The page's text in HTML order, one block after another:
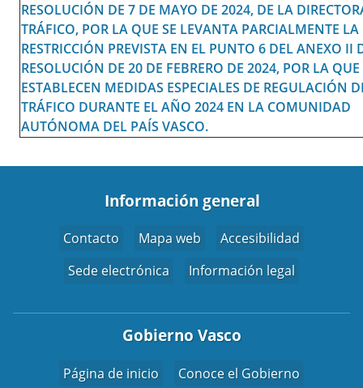
RESOLUCIÓN DE 7 DE MAYO DE 2024, DE LA
TRÁFICO, POR LA QUE SE LEVANTA PARCIALMENTE LA
RESTRICCIÓN PREVISTA EN EL PUNTO 6 DEL ANEXO II
RESOLUCIÓN DE 20 DE FEBRERO DE 2024, POR LA QUE
ESTABLECEN MEDIDAS ESPECIALES DE REGULACIÓN
TRÁFICO DURANTE EL AÑO 2024 EN LA COMUNIDAD
AUTÓNOMA DEL PAÍS VASCO.
Información general
Contacto Mapa web
Accesibilidad
Sede electrónica
Información legal
Gobierno Vasco
Página de inicio
Conoce el Gobierno